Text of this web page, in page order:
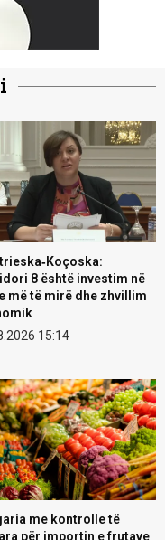
8 është investim në
më të mirë dhe zhvillim
15:14
me kontrolle të
për importin e frutave